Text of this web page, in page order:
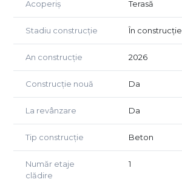
natura.
Pret valabil stadiu constructie la rosu.
Acoperiș Terasă
Stadiu construcție În construcție
An construcție 2026
Construcție nouă Da
La revânzare Da
Tip construcție Beton
Număr etaje
clădire
1